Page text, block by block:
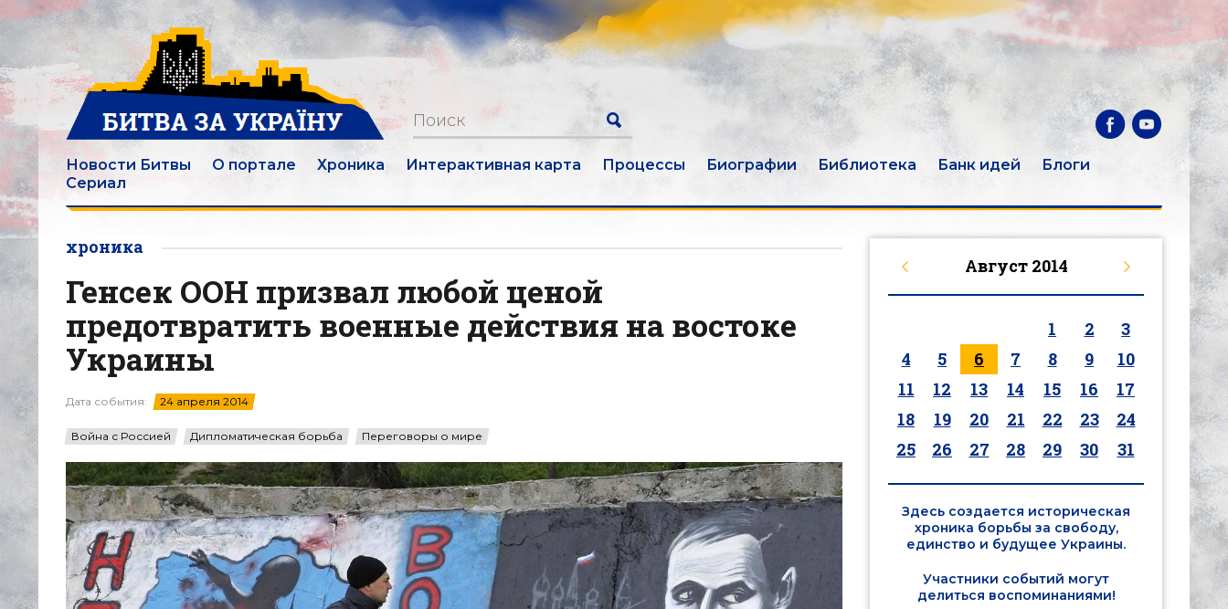
Новости Битвы О портале Хроника Интерактивная карта Процессы Биографии Библиотека Банк идей
Блоги
Сериал
хроника
Генсек ООН призвал любой ценой
предотвратить военные действия на востоке
Украины
Дата события: 24 апреля 2014
Война с Россией Дипломатическая борьба Переговоры о мире
Август 2014
1 2
3
4
5 6 7 8 9
10
11
12 13 14 15 16
17
18
19 20 21 22 23
24
25
26 27 28 29 30 31
Здесь создается историческая
хроника борьбы за свободу,
единство и будущее Украины.
Участники событий могут
делиться воспоминаниями!